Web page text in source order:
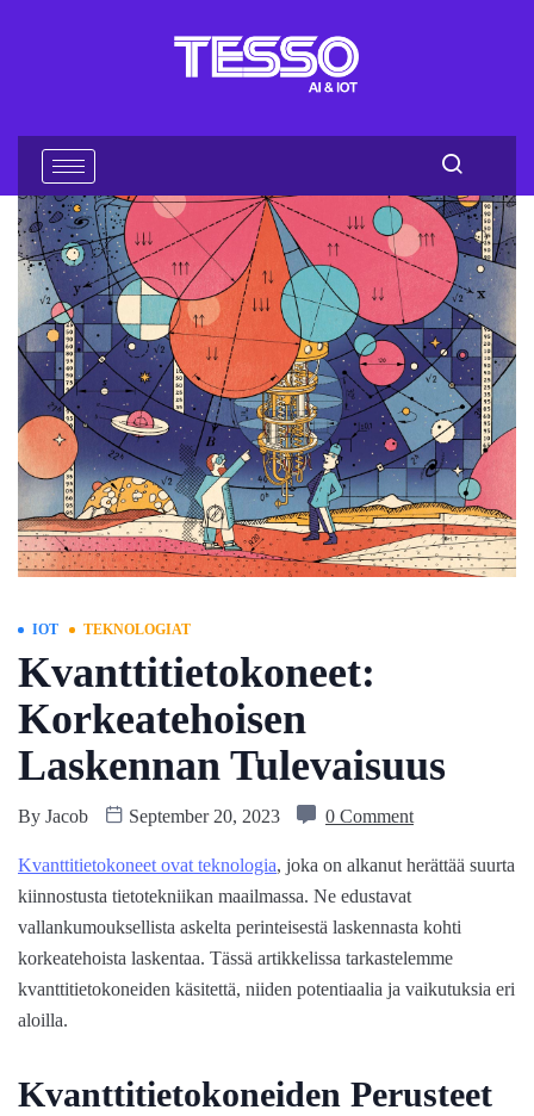
IOT TEKNOLOGIAT
Kvanttitietokoneet:
Korkeatehoisen
Laskennan Tulevaisuus
By Jacob September 20, 2023 0 Comment
Kvanttitietokoneet ovat teknologia, joka on alkanut herättää suurta
kiinnostusta tietotekniikan maailmassa. Ne edustavat
vallankumouksellista askelta perinteisestä laskennasta kohti
korkeatehoista laskentaa. Tässä artikkelissa tarkastelemme
kvanttitietokoneiden käsitettä, niiden potentiaalia ja vaikutuksia eri
aloilla.
Kvanttitietokoneiden Perusteet